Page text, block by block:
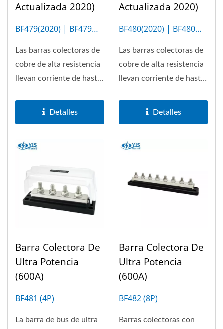
Actualizada 2020)
BF479(2020) | BF479M
Las barras colectoras de
cobre de alta resistencia
llevan corriente de hasta
Detalles
Actualizada 2020)
BF480(2020) | BF480M
Las barras colectoras de
cobre de alta resistencia
llevan corriente de hasta
Detalles
Barra Colectora De
Ultra Potencia
(600A)
BF481 (4P)
La barra de bus de ultra
Barra Colectora De
Ultra Potencia
(600A)
BF482 (8P)
Barras colectoras con